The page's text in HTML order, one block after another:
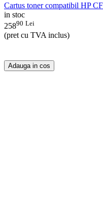
Cartus toner compatibil HP
in stoc
25890 Lei
(pret cu TVA inclus)
Adauga in cos